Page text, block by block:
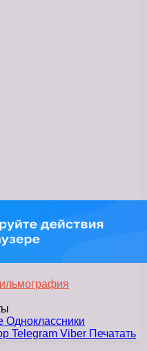
Одноклассники
Telegram Viber Печатать